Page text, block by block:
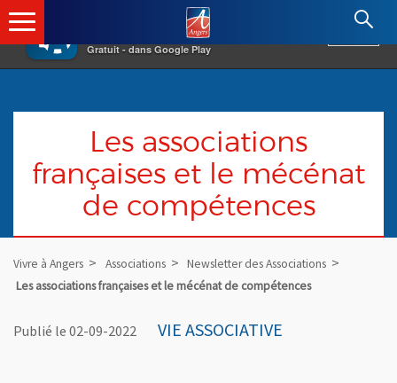
×
Gratuit - dans Google Play
Angers.fr : Retour à l'accueil
Les associations
françaises et le mécénat
de compétences
Vivre à Angers Associations
Newsletter des Associations
Les associations françaises et le mécénat de compétences
Publié le 02-09-2022 VIE ASSOCIATIVE